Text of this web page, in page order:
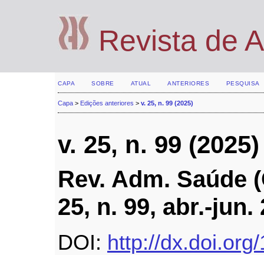
Revista de
CAPA SOBRE ATUAL ANTERIORES PESQUISA
Capa > Edições anteriores > v. 25, n. 99 (2025)
v. 25, n. 99 (2025)
Rev. Adm. Saúde
25, n. 99, abr.-jun.
DOI: http://